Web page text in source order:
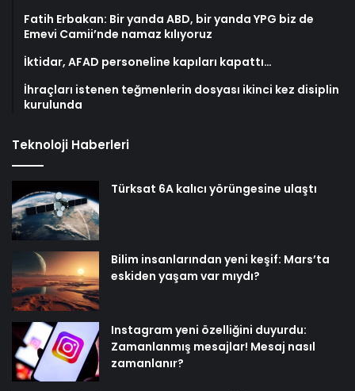
Fatih Erbakan: Bir yanda ABD, bir yanda YPG biz de
Emevi Camii’nde namaz kılıyoruz
İktidar, AFAD personeline kapıları kapattı…
İhraçları istenen teğmenlerin dosyası ikinci kez disiplin
kurulunda
Teknoloji Haberleri
Türksat 6A kalıcı yörüngesine ulaştı
Bilim insanlarından yeni keşif: Mars’ta
eskiden yaşam var mıydı?
Instagram yeni özelliğini duyurdu:
Zamanlanmış mesajlar! Mesaj nasıl
zamanlanır?